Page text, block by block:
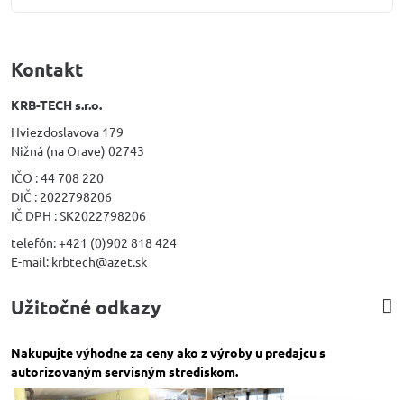
Kontakt
KRB-TECH s.r.o.
Hviezdoslavova 179
Nižná (na Orave) 02743
IČO : 44 708 220
DIČ : 2022798206
IČ DPH : SK2022798206
telefón: +421 (0)902 818 424
E-mail: krbtech@azet.sk
Užitočné odkazy
Nakupujte výhodne za ceny ako z výroby u predajcu s
autorizovaným servisným strediskom.